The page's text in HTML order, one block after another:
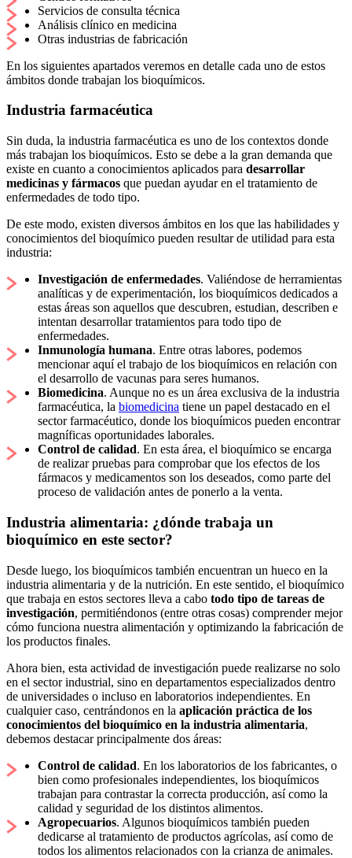
Servicios de consulta técnica
Análisis clínico en medicina
Otras industrias de fabricación
En los siguientes apartados veremos en detalle cada uno de estos
ámbitos donde trabajan los bioquímicos.
Industria farmacéutica
Sin duda, la industria farmacéutica es uno de los contextos donde
más trabajan los bioquímicos. Esto se debe a la gran demanda que
existe en cuanto a conocimientos aplicados para desarrollar
medicinas y fármacos que puedan ayudar en el tratamiento de
enfermedades de todo tipo.
De este modo, existen diversos ámbitos en los que las habilidades y
conocimientos del bioquímico pueden resultar de utilidad para esta
industria:
Investigación de enfermedades. Valiéndose de herramientas
analíticas y de experimentación, los bioquímicos dedicados a
estas áreas son aquellos que descubren, estudian, describen e
intentan desarrollar tratamientos para todo tipo de
enfermedades.
Inmunología humana. Entre otras labores, podemos
mencionar aquí el trabajo de los bioquímicos en relación con
el desarrollo de vacunas para seres humanos.
Biomedicina. Aunque no es un área exclusiva de la industria
farmacéutica, la biomedicina tiene un papel destacado en el
sector farmacéutico, donde los bioquímicos pueden encontrar
magníficas oportunidades laborales.
Control de calidad. En esta área, el bioquímico se encarga
de realizar pruebas para comprobar que los efectos de los
fármacos y medicamentos son los deseados, como parte del
proceso de validación antes de ponerlo a la venta.
Industria alimentaria: ¿dónde trabaja un
bioquímico en este sector?
Desde luego, los bioquímicos también encuentran un hueco en la
industria alimentaria y de la nutrición. En este sentido, el bioquímico
que trabaja en estos sectores lleva a cabo todo tipo de tareas de
investigación, permitiéndonos (entre otras cosas) comprender mejor
cómo funciona nuestra alimentación y optimizando la fabricación de
los productos finales.
Ahora bien, esta actividad de investigación puede realizarse no solo
en el sector industrial, sino en departamentos especializados dentro
de universidades o incluso en laboratorios independientes. En
cualquier caso, centrándonos en la aplicación práctica de los
conocimientos del bioquímico en la industria alimentaria,
debemos destacar principalmente dos áreas:
Control de calidad. En los laboratorios de los fabricantes, o
bien como profesionales independientes, los bioquímicos
trabajan para contrastar la correcta producción, así como la
calidad y seguridad de los distintos alimentos.
Agropecuarios. Algunos bioquímicos también pueden
dedicarse al tratamiento de productos agrícolas, así como de
todos los alimentos relacionados con la crianza de animales.